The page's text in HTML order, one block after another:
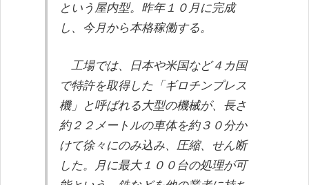
という屋内型。昨年１０月に完成
し、今月から本格稼働する。
工場では、日本や米国など４カ国
で特許を取得した「ギロチンプレス
機」と呼ばれる大型の機械が、長さ
約２２メートルの車体を約３０分か
けて徐々にのみ込み、圧縮、せん断
した。月に最大１００台の処理が可